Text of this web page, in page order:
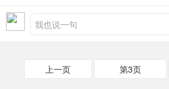
上一页 第3页